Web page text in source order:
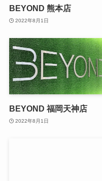
BEYOND 熊本店
2022年8月1日
BEYOND 福岡天神店
2022年8月1日